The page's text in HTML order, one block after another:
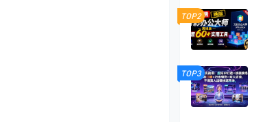
TOP2
TOP3